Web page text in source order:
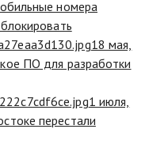
номера
18 мая,
ПО для разработки
1 июля,
перестали